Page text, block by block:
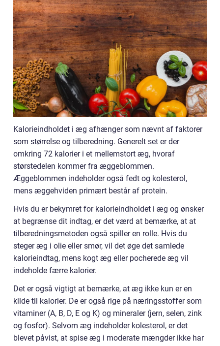
Kalorieindholdet i æg afhænger som nævnt af faktorer
som størrelse og tilberedning. Generelt set er der
omkring 72 kalorier i et mellemstort æg, hvoraf
størstedelen kommer fra æggeblommen.
Æggeblommen indeholder også fedt og kolesterol,
mens æggehviden primært består af protein.
Hvis du er bekymret for kalorieindholdet i æg og ønsker
at begrænse dit indtag, er det værd at bemærke, at at
tilberedningsmetoden også spiller en rolle. Hvis du
steger æg i olie eller smør, vil det øge det samlede
kalorieindtag, mens kogt æg eller pocherede æg vil
indeholde færre kalorier.
Det er også vigtigt at bemærke, at æg ikke kun er en
kilde til kalorier. De er også rige på næringsstoffer som
vitaminer (A, B, D, E og K) og mineraler (jern, selen, zink
og fosfor). Selvom æg indeholder kolesterol, er det
blevet påvist, at spise æg i moderate mængder ikke har